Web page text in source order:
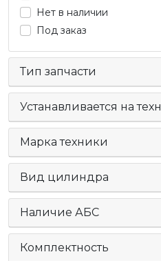
Нет в наличии
Под заказ
Тип запчасти
Устанавливается на
Марка техники
Вид цилиндра
Наличие АБС
Комплектность